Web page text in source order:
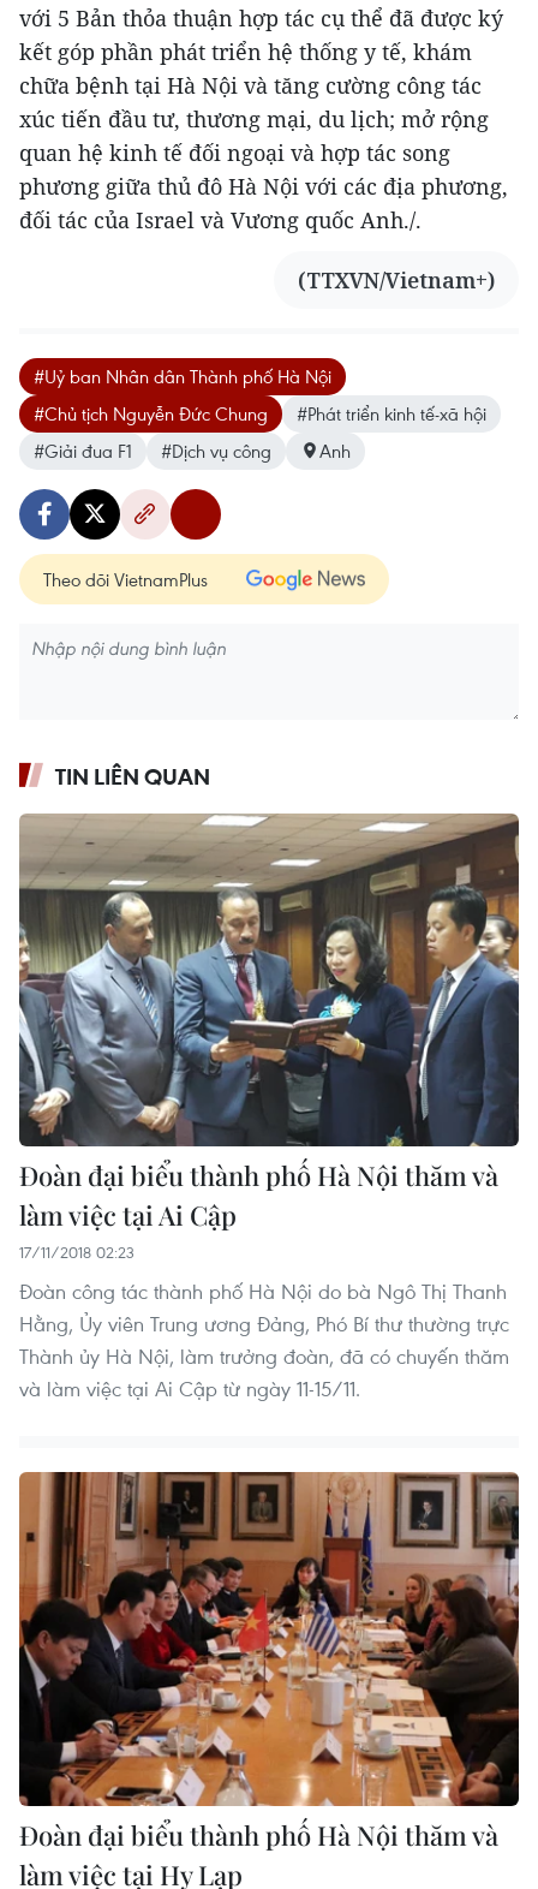
với 5 Bản thỏa thuận hợp tác cụ thể đã được ký
kết góp phần phát triển hệ thống y tế, khám
chữa bệnh tại Hà Nội và tăng cường công tác
xúc tiến đầu tư, thương mại, du lịch; mở rộng
quan hệ kinh tế đối ngoại và hợp tác song
phương giữa thủ đô Hà Nội với các địa phương,
đối tác của Israel và Vương quốc Anh./.
(TTXVN/Vietnam+)
#Uỷ ban Nhân dân Thành phố Hà Nội
#Chủ tịch Nguyễn Đức Chung
#Phát triển kinh tế-xã hội
#Giải đua F1
#Dịch vụ công Anh
Theo dõi VietnamPlus
TIN LIÊN QUAN
Đoàn đại biểu thành phố Hà Nội thăm và
làm việc tại Ai Cập
17/11/2018 02:23
Đoàn công tác thành phố Hà Nội do bà Ngô Thị Thanh
Hằng, Ủy viên Trung ương Đảng, Phó Bí thư thường trực
Thành ủy Hà Nội, làm trưởng đoàn, đã có chuyến thăm
và làm việc tại Ai Cập từ ngày 11-15/11.
Đoàn đại biểu thành phố Hà Nội thăm và
làm việc tại Hy Lạp